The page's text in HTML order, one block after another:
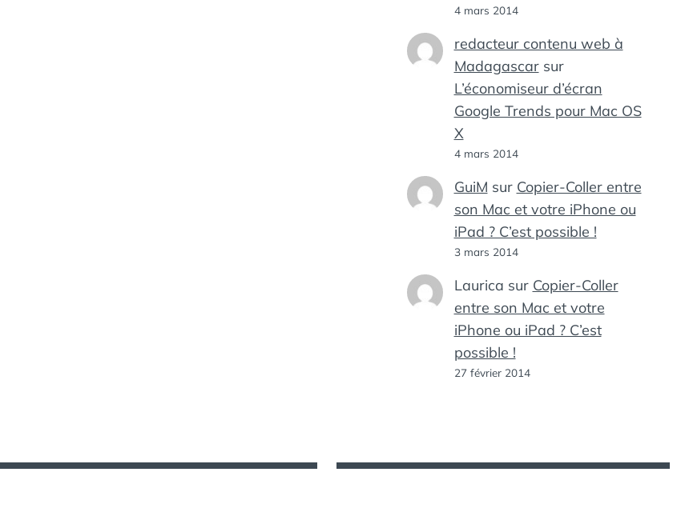
4 mars 2014
redacteur contenu web à
Madagascarsur
L’économiseur d’écran
Google Trends pour Mac OS
X
4 mars 2014
GuiM sur Copier-Coller entre
son Mac et votre iPhone ou
iPad ? C’est possible !
3 mars 2014
Laurica sur Copier-Coller
entre son Mac et votre
iPhone ou iPad ? C’est
possible !
27 février 2014